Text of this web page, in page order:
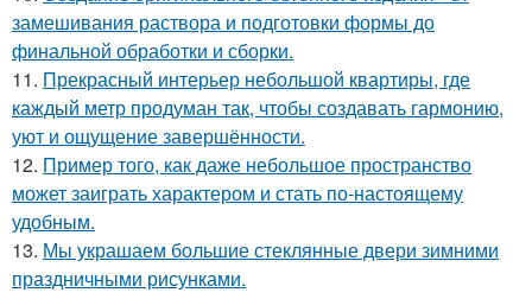
замешивания раствора и подготовки формы до
финальной обработки и сборки.
11. Прекрасный интерьер небольшой квартиры, где
каждый метр продуман так, чтобы создавать гармонию,
уют и ощущение завершённости.
12. Пример того, как даже небольшое пространство
может заиграть характером и стать по-настоящему
удобным.
13. Мы украшаем большие стеклянные двери зимними
праздничными рисунками.